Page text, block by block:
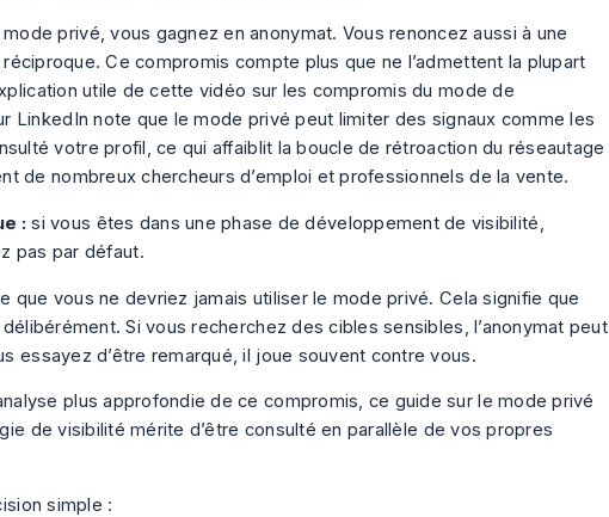
privé, vous gagnez en anonymat. Vous renoncez aussi à une
Ce compromis compte plus que ne l’admettent la plupart
utile decette vidéo sur les compromis du mode de
LinkedIn note que le mode privé peut limiter des signaux comme les
votre profil, ce qui affaiblit la boucle de rétroaction du réseautage
de nombreux chercheurs d’emploi et professionnels de la vente.
: si vous êtes dans une phase de développement de visibilité,
pas par défaut.
que vous ne devriez jamais utiliser le mode privé. Cela signifie que
Si vous recherchez des cibles sensibles, l’anonymat peut
essayez d’être remarqué, il joue souvent contre vous.
plus approfondie de ce compromis, ce guide sur le mode privé
de visibilité mérite d’être consulté en parallèle de vos propres
simple :